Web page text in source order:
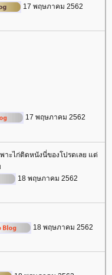
17 พฤษภาคม 2562
17 พฤษภาคม 2562
ะไก่ติดหนังนี่ของโปรดเลย แต่
18 พฤษภาคม 2562
18 พฤษภาคม 2562